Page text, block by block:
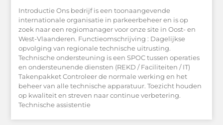
Introductie Ons bedrijf is een toonaangevende
internationale organisatie in parkeerbeheer en is op
zoek naar een regiomanager voor onze site in Oost- en
West-Vlaanderen. Functieomschrijving : Dagelijkse
opvolging van regionale technische uitrusting.
Technische ondersteuning is een SPOC tussen operaties
en ondersteunende diensten (REKD / ​​Faciliteiten / IT)
Takenpakket Controleer de normale werking en het
beheer van alle technische apparatuur. Toezicht houden
op kwaliteit en streven naar continue verbetering.
Technische assistentie